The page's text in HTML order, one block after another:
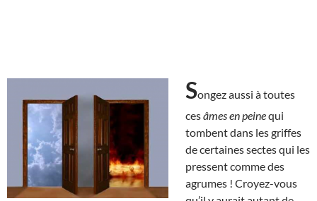
Songez aussi à toutes
cesâmes en peinequi
tombent dans les griffes
de certaines sectes qui les
pressent comme des
agrumes ! Croyez-vous